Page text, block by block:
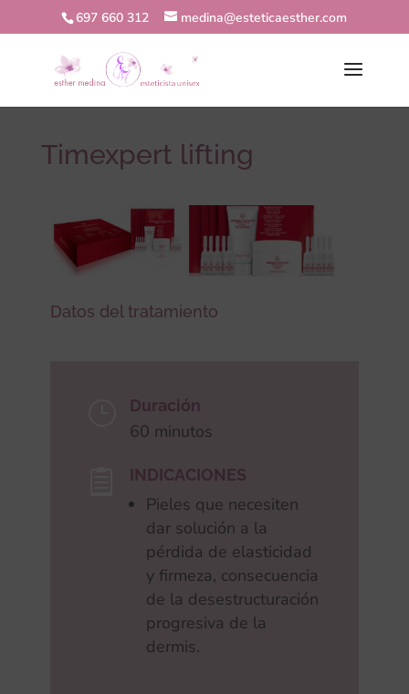
697 660 312 medina@esteticaesther.com
Timexpert lifting
Datos del tratamiento
Duración
60 minutos
INDICACIONES
Pieles que necesiten
dar solución a la
pérdida de elasticidad
y firmeza, consecuencia
de la desestructuración
progresiva de la
dermis.